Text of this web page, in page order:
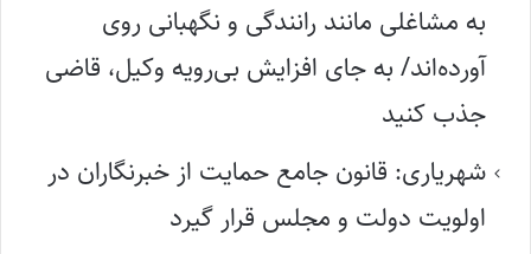
به مشاغلی مانند رانندگی و نگهبانی روی
آورده‌اند/ به جای افزایش بی‌رویه وکیل، قاضی
جذب کنید
شهریاری: قانون جامع حمایت از خبرنگاران در
اولویت دولت و مجلس قرار گیرد